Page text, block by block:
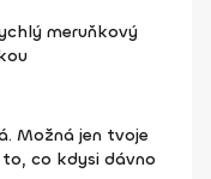
meruňkový
Možná jen tvoje
co kdysi dávno